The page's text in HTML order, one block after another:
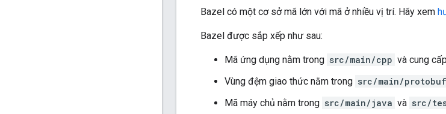
Bazel có một cơ sở mã lớn với mã ở nhiều vị trí. Hãy xem
Bazel được sắp xếp như sau:
Mã ứng dụng nằm trong src/main/cpp và cung
Vùng đệm giao thức nằm trong src/main/protobuf
Mã máy chủ nằm trong src/main/java và src/